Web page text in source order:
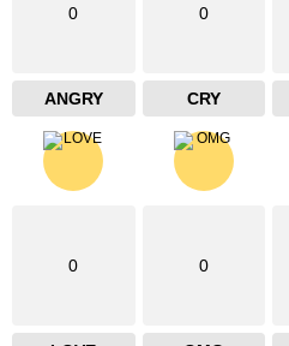
0
ANGRY
0
CRY
0 0